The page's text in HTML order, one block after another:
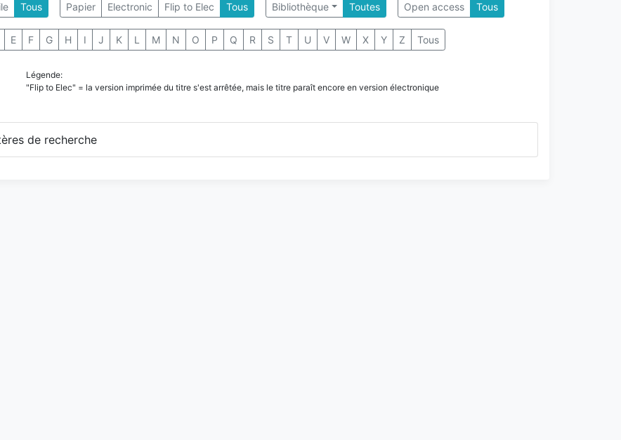
Tous Papier Electronic Flip to Elec Tous Bibliothèque Toutes Open access Tous
E F G H I J K L M N O P Q R S T U V W X Y Z Tous
Légende:
"Flip to Elec" = la version imprimée du titre s'est arrêtée, mais le titre paraît encore en version électronique
de recherche